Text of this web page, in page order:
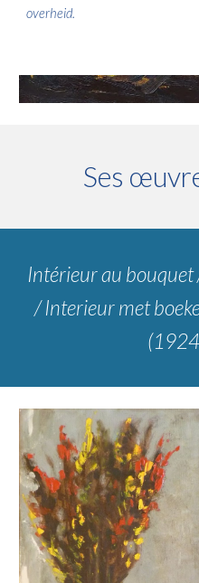
overheid.
Ses
Intérieur au
/ Interieur met